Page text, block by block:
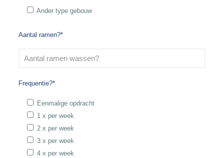
Ander type gebouw
Aantal ramen?*
Frequentie?*
Eenmalige opdracht
1 x per week
2 x per week
3 x per week
4 x per week